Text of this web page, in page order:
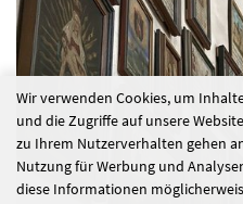
Wir verwenden Cookies, um
und die Zugriffe auf unsere
zu Ihrem Nutzerverhalten gehen
Nutzung für Werbung und
diese Informationen